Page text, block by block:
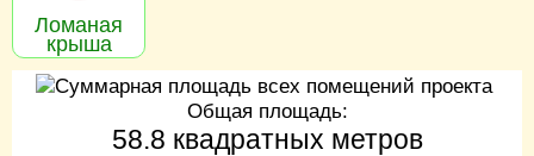
Ломаная
крыша
Общая площадь:
58.8 квадратных метров